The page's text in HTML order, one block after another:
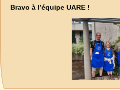
Bravo à l’équipe UARE !